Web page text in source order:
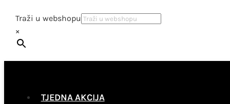
Traži u webshopu
×
TJEDNA AKCIJA